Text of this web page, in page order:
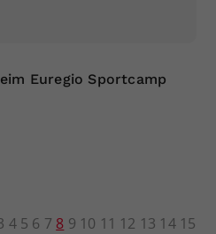
Euregio Sportcamp
4 5 6 7 8 9 10 11 12 13 14 15